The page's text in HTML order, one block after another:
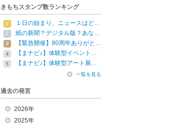
きもちスタンプ数ランキング
１日の始まり、ニュースはど…
紙の新聞？デジタル版？あな…
【緊急開催】80周年ありがと…
【まナビ♪】体験型イベント…
【まナビ♪】体験型アート展…
一覧を見る
過去の発言
2026年
2025年